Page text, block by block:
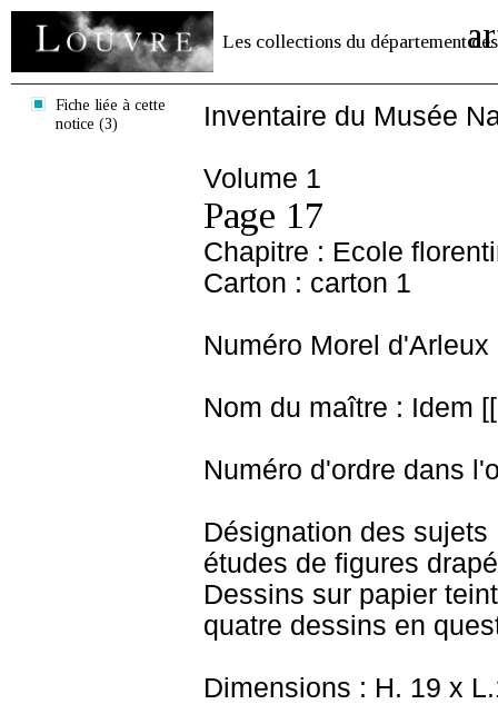
Les collections du département des
Fiche liée à cette
notice (3)
Inventaire du Musée
Volume 1
Page 17
Chapitre : Ecole
Carton : carton 1
Numéro Morel d'Arleux
Nom du maître : Idem
Numéro d'ordre dans
Désignation des
études de figures
Dessins sur papier
quatre dessins en
Dimensions : H. 19 x